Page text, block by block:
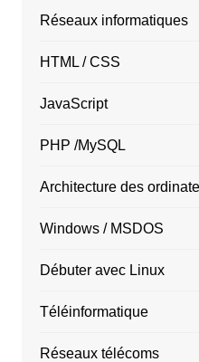
Réseaux informatiques
HTML / CSS
JavaScript
PHP /MySQL
Architecture des
Windows / MSDOS
Débuter avec Linux
Téléinformatique
Réseaux télécoms